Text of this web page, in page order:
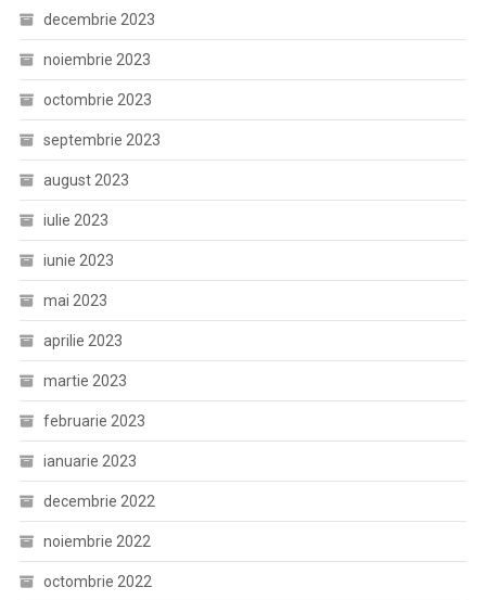
decembrie 2023
noiembrie 2023
octombrie 2023
septembrie 2023
august 2023
iulie 2023
iunie 2023
mai 2023
aprilie 2023
martie 2023
februarie 2023
ianuarie 2023
decembrie 2022
noiembrie 2022
octombrie 2022